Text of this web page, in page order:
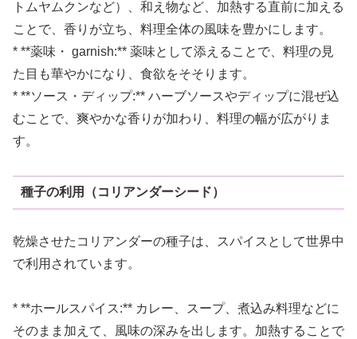
トムヤムクンなど）、和え物など、加熱する直前に加える
ことで、香りが立ち、料理全体の風味を豊かにします。
* **薬味・ garnish:** 薬味として添えることで、料理の見
た目も華やかになり、食欲をそそります。
* **ソース・ディップ:** ハーブソースやディップに混ぜ込
むことで、爽やかな香りが加わり、料理の幅が広がりま
す。
種子の利用（コリアンダーシード）
乾燥させたコリアンダーの種子は、スパイスとして世界中
で利用されています。
* **ホールスパイス:** カレー、スープ、煮込み料理などに
そのまま加えて、風味の深みを出します。加熱することで